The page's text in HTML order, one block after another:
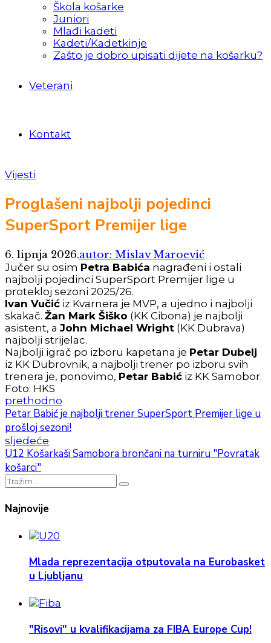
Škola košarke
Juniori
Mlađi kadeti
Kadeti/Kadetkinje
Zašto je dobro upisati dijete na košarku?
Veterani
Kontakt
Vijesti
Proglašeni najbolji pojedinci
SuperSport Premijer lige
6. lipnja 2026.autor: Mislav Maroević
Jučer su osim Petra Babića nagrađeni i ostali
najbolji pojedinci SuperSport Premijer lige u
protekloj sezoni 2025/26.
Ivan Vučić iz Kvarnera je MVP, a ujedno i najbolji
skakač. Žan Mark Šiško (KK Cibona) je najbolji
asistent, a John Michael Wright (KK Dubrava)
najbolji strijelac.
Najbolji igrač po izboru kapetana je Petar Dubelj
iz KK Dubrovnik, a najbolji trener po izboru svih
trenera je, ponovimo, Petar Babić iz KK Samobor.
Foto: HKS
prethodno
Petar Babić je najbolji trener SuperSport Premijer lige u
prošloj sezoni!
sljedeće
U12 Košarkaši Samobora brončani na turniru "Povratak
košarci"
Najnovije
Mlada reprezentacija otputovala na Eurobasket
u Ljubljanu
"Risovi" u kvalifikacijama za FIBA Europe Cup!